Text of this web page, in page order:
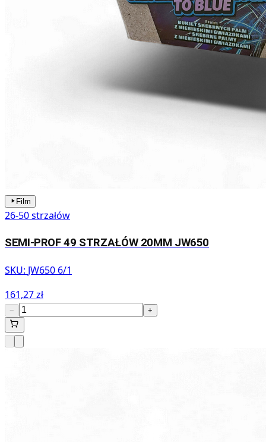
Film
26-50 strzałów
SEMI-PROF 49 STRZAŁÓW 20MM JW650
SKU: JW650 6/1
161,27 zł
− +